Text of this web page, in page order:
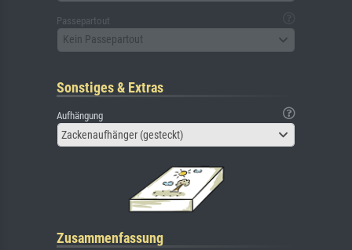
Passepartout
Kein Passepartout
Sonstiges & Extras
Aufhängung
Zackenaufhänger (gesteckt)
Zusammenfassung